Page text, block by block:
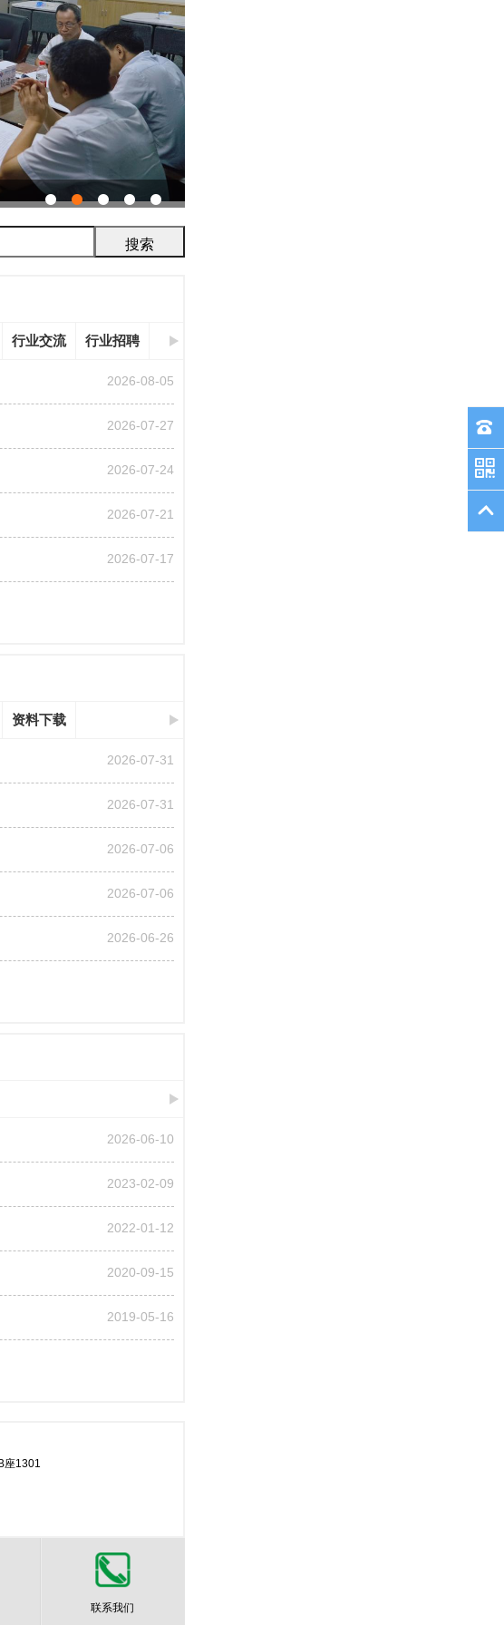
行业交流 行业招聘
2026-08-05
2026-07-27
2026-07-24
2026-07-21
2026-07-17
资料下载
2026-07-31
2026-07-31
2026-07-06
2026-07-06
2026-06-26
2026-06-10
2023-02-09
2022-01-12
2020-09-15
2019-05-16
座1301
联系我们